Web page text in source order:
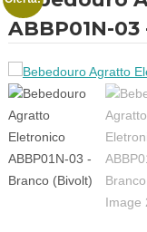
ABBP01N-